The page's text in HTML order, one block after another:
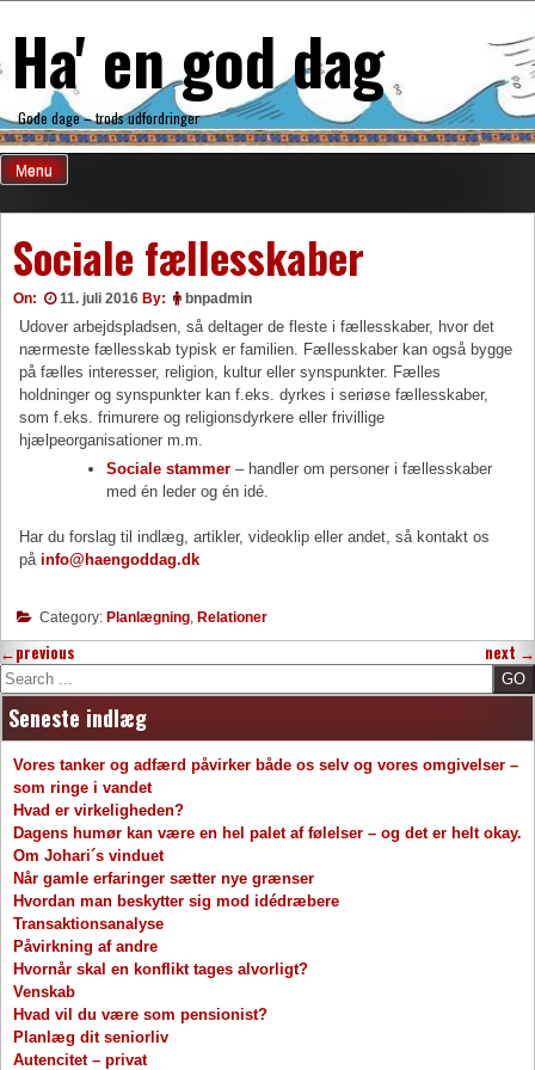
content
Ha' en god dag
Gode dage – trods udfordringer
Menu
Sociale fællesskaber
On: 11. juli 2016 By: bnpadmin
Udover arbejdspladsen, så deltager de fleste i fællesskaber, hvor det
nærmeste fællesskab typisk er familien. Fællesskaber kan også bygge
på fælles interesser, religion, kultur eller synspunkter. Fælles
holdninger og synspunkter kan f.eks. dyrkes i seriøse fællesskaber,
som f.eks. frimurere og religionsdyrkere eller frivillige
hjælpeorganisationer m.m.
Sociale stammer – handler om personer i fællesskaber
med én leder og én idé.
Har du forslag til indlæg, artikler, videoklip eller andet, så kontakt os
påinfo@haengoddag.dk
Category: Planlægning Relationer
←previous next →
Search
Seneste indlæg
Vores tanker og adfærd påvirker både os selv og vores omgivelser –
som ringe i vandet
Hvad er virkeligheden?
Dagens humør kan være en hel palet af følelser – og det er helt okay.
Om Johari´s vinduet
Når gamle erfaringer sætter nye grænser
Hvordan man beskytter sig mod idédræbere
Transaktionsanalyse
Påvirkning af andre
Hvornår skal en konflikt tages alvorligt?
Venskab
Hvad vil du være som pensionist?
Planlæg dit seniorliv
Autencitet – privat